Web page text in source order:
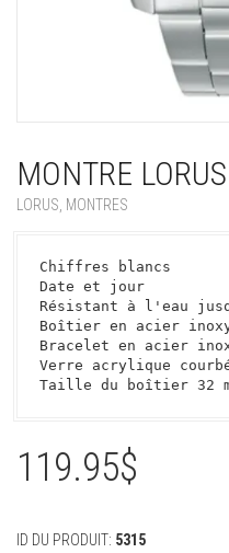
MONTRE
LORUS MONTRES
Chiffres blancs
Date et jour
Résistant à l'eau
Boîtier en acier
Bracelet en acier
Verre acrylique
Taille du boîtier 32
119.95$
ID DU PRODUIT: 5315